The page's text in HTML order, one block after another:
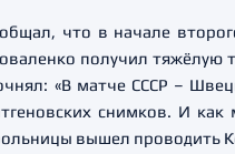
что в начале
получил тяжёлую
«В матче СССР –
снимков. И как
вышел проводить